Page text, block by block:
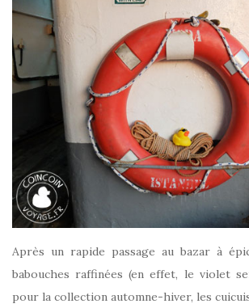
Après un rapide passage au bazar à
babouches raffinées (en effet, le violet
pour la collection automne-hiver, les